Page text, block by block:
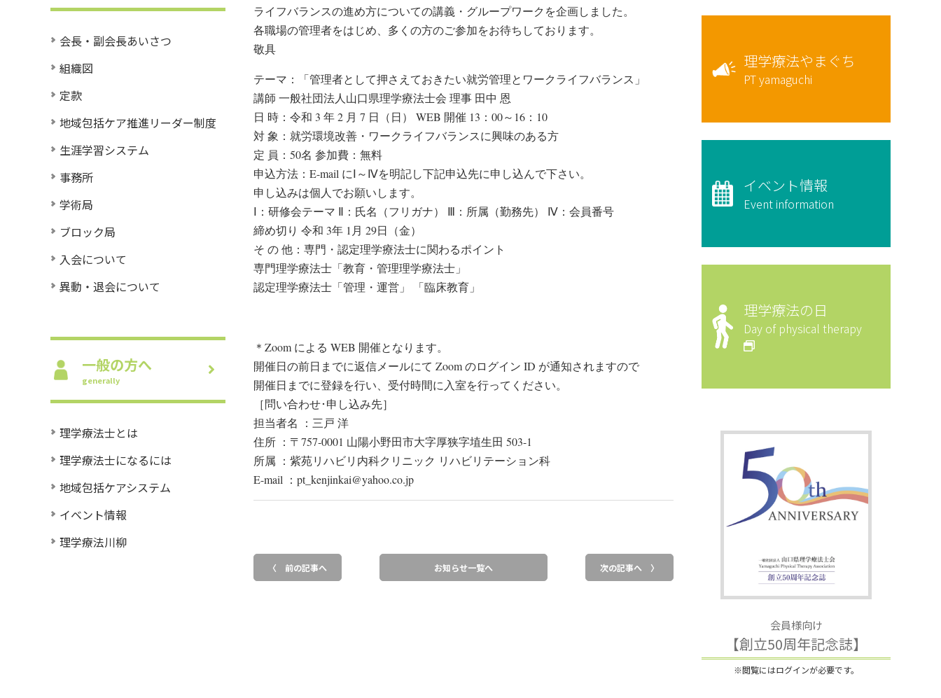
会長・副会長あいさつ
組織図
定款
地域包括ケア推進リーダー制度
生涯学習システム
事務所
学術局
ブロック局
入会について
異動・退会について
一般の方へ
generally
理学療法士とは
理学療法士になるには
地域包括ケアシステム
イベント情報
理学療法川柳
ライフバランスの進め方についての講義・グループワークを企画しました。
各職場の管理者をはじめ、多くの方のご参加をお待ちしております。
敬具
テーマ：「管理者として押さえておきたい就労管理とワークライフバランス」
講師 一般社団法人山口県理学療法士会 理事 田中 恩
日 時：令和 3 年 2 月 7 日（日） WEB 開催 13：00～16：10
対 象：就労環境改善・ワークライフバランスに興味のある方
定 員：50名 参加費：無料
申込方法：E-mail にⅠ～Ⅳを明記し下記申込先に申し込んで下さい。
申し込みは個人でお願いします。
Ⅰ：研修会テーマ Ⅱ：氏名（フリガナ） Ⅲ：所属（勤務先） Ⅳ：会員番号
締め切り 令和 3年 1月 29日（金）
そ の 他：専門・認定理学療法士に関わるポイント
専門理学療法士「教育・管理理学療法士」
認定理学療法士「管理・運営」 「臨床教育」
＊Zoom による WEB 開催となります。
開催日の前日までに返信メールにて Zoom のログイン ID が通知されますので
開催日までに登録を行い、受付時間に入室を行ってください。
［問い合わせ･申し込み先］
担当者名 ：三戸 洋
住所 ：〒757‐0001 山陽小野田市大字厚狭字埴生田 503-1
所属 ：紫苑リハビリ内科クリニック リハビリテーション科
E-mail ：pt_kenjinkai@yahoo.co.jp
〈 前の記事へ お知らせ一覧へ 次の記事へ 〉
理学療法やまぐち
PT yamaguchi
イベント情報
Event information
理学療法の日
Day of physical therapy
会員様向け
【創立50周年記念誌】
※閲覧にはログインが必要です。